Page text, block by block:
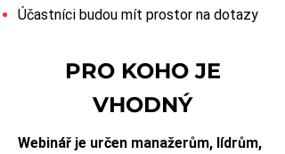
Účastníci budou mít prostor na dotazy
PRO KOHO JE
VHODNÝ
Webinář je určen manažerům, lídrům,